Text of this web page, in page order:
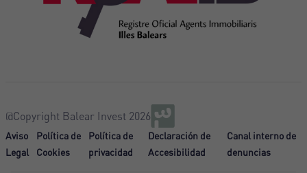
@Copyright Balear Invest 2026
Aviso
Legal
Política de
Cookies
Política de
privacidad
Declaración de
Accesibilidad
Canal interno de
denuncias